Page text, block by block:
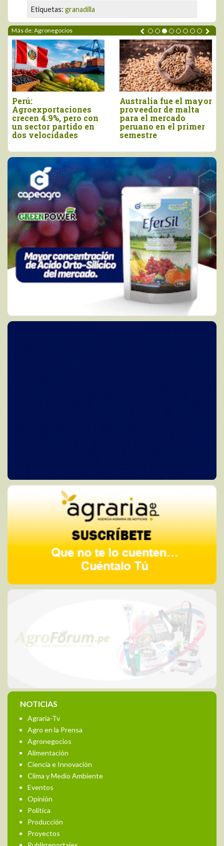
Etiquetas: granadilla
Más de: Agronegocios
fue el mayor
de malta
el mercado
en el primer
Agroexportaciones no
tradicionales de Perú
a Estados Unidos
cayeron en valor 17%
de la
NOTICIAS
Agraria-Tv
Agro en la Prensa
Agronegocios
Alimentación
Ciencia e Innovación
Clima y Medio Ambiente
Eventos
Opinión
Política
Producción
Proyectos